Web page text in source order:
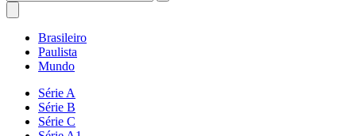
Brasileiro
Paulista
Mundo
Série A
Série B
Série C